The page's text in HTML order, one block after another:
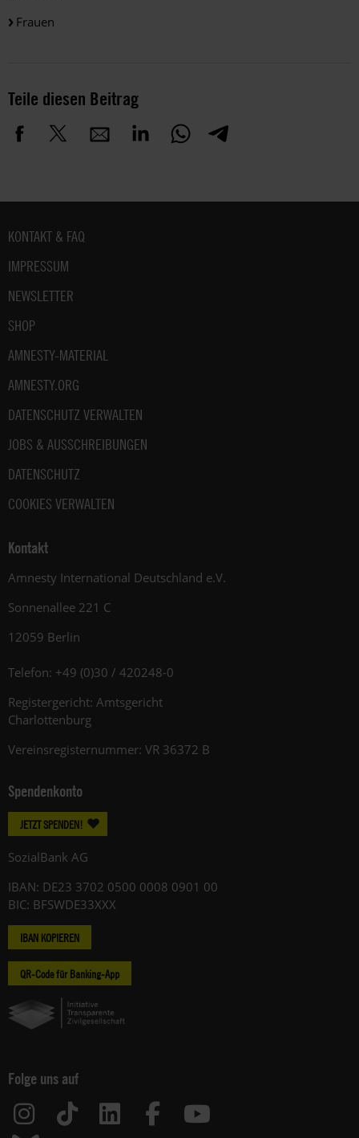
Frauen
Teile diesen Beitrag
Fußbereich
KONTAKT & FAQ
IMPRESSUM
NEWSLETTER
SHOP
AMNESTY-MATERIAL
AMNESTY.ORG
DATENSCHUTZ VERWALTEN
JOBS & AUSSCHREIBUNGEN
DATENSCHUTZ
COOKIES VERWALTEN
Kontakt
Amnesty International Deutschland e.V.
Sonnenallee 221 C
12059 Berlin
Telefon: +49 (0)30 / 420248-0
Registergericht: Amtsgericht
Charlottenburg
Vereinsregisternummer: VR 36372 B
Spendenkonto
JETZT SPENDEN!
SozialBank AG
IBAN: DE23 3702 0500 0008 0901 00
BIC: BFSWDE33XXX
IBAN KOPIEREN
QR-Code für Banking-App
Folge uns auf